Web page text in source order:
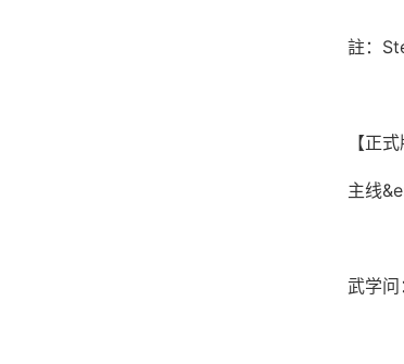
註：
【正
主线
武学